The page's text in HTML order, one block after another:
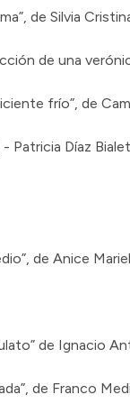
de Silvia
de una
frío”, de
Patricia Díaz
de Anice
de Ignacio
de Franco